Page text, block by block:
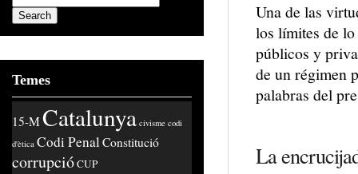
Una de las
los límites de
públicos y
de un régimen
palabras del
La
Temes
15-MCatalunya civisme codi
d'ètica Codi PenalConstitució
corrupcióCUP